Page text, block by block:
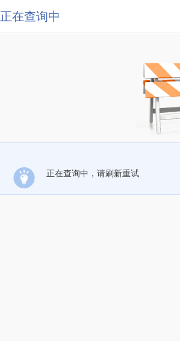
正在查询中
正在查询中，请刷新重试